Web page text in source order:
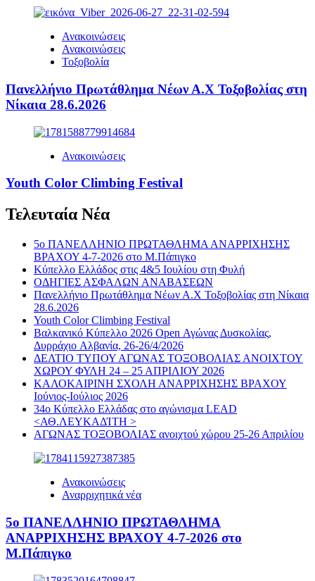
Ανακοινώσεις
Ανακοινώσεις
Τοξοβολία
Πανελλήνιο Πρωτάθλημα Νέων Α.Χ Τοξοβολίας στη
Νίκαια 28.6.2026
Ανακοινώσεις
Youth Color Climbing Festival
Τελευταία Νέα
5ο ΠΑΝΕΛΛΗΝΙΟ ΠΡΩΤΑΘΛΗΜΑ ΑΝΑΡΡΙΧΗΣΗΣ
ΒΡΑΧΟΥ 4-7-2026 στο Μ.Πάπιγκο
Κύπελλο Ελλάδος στις 4&5 Ιουλίου στη Φυλή
ΟΔΗΓΙΕΣ ΑΣΦΑΛΩΝ ΑΝΑΒΑΣΕΩΝ
Πανελλήνιο Πρωτάθλημα Νέων Α.Χ Τοξοβολίας στη Νίκαια
28.6.2026
Youth Color Climbing Festival
Βαλκανικό Κύπελλο 2026 Open Αγώνας Δυσκολίας,
Δυρράχιο Aλβανία, 26-26/4/2026
ΔΕΛΤΙΟ ΤΥΠΟΥ ΑΓΩΝΑΣ ΤΟΞΟΒΟΛΙΑΣ ΑΝΟΙΧΤΟΥ
ΧΩΡΟΥ ΦΥΛΗ 24 – 25 ΑΠΡΙΛΙΟΥ 2026
ΚΑΛΟΚΑΙΡΙΝΗ ΣΧΟΛΗ ΑΝΑΡΡΙΧΗΣΗΣ ΒΡΑΧΟΥ
Ιούνιος-Ιούλιος 2026
34ο Κύπελλο Ελλάδας στο αγώνισμα LEAD
<ΑΘ.ΛΕΥΚΑΔΊΤΗ >
ΑΓΩΝΑΣ ΤΟΞΟΒΟΛΙΑΣ ανοιχτού χώρου 25-26 Απριλίου
Ανακοινώσεις
Αναρριχητικά νέα
5ο ΠΑΝΕΛΛΗΝΙΟ ΠΡΩΤΑΘΛΗΜΑ
ΑΝΑΡΡΙΧΗΣΗΣ ΒΡΑΧΟΥ 4-7-2026 στο
Μ.Πάπιγκο